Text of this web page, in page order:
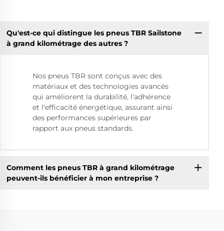
Qu'est-ce qui distingue les pneus TBR Sailstone
à grand kilométrage des autres ?
Nos pneus TBR sont conçus avec des
matériaux et des technologies avancés
qui améliorent la durabilité, l'adhérence
et l'efficacité énergétique, assurant ainsi
des performances supérieures par
rapport aux pneus standards.
Comment les pneus TBR à grand kilométrage
peuvent-ils bénéficier à mon entreprise ?